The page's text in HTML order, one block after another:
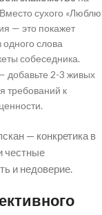
сухого «Люблю
— это покажет
слова
собеседника.
добавьте 2-3 живых
требований к
— конкретика в
честные
и недоверие.